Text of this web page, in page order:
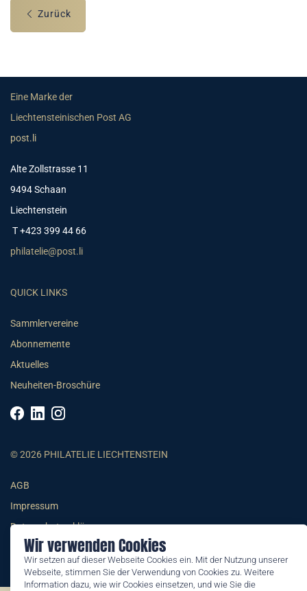
Wir verwenden Cookies
Wir setzen auf dieser Webseite Cookies ein. Mit der Nutzung unserer
Webseite, stimmen Sie der Verwendung von Cookies zu. Weitere
Information dazu, wie wir Cookies einsetzen, und wie Sie die
Zurück
Eine Marke der
Liechtensteinischen Post AG
post.li
Alte Zollstrasse 11
9494 Schaan
Liechtenstein
T +423 399 44 66
philatelie@post.li
QUICK LINKS
Sammlervereine
Abonnemente
Aktuelles
Neuheiten-Broschüre
© 2026 PHILATELIE LIECHTENSTEIN
AGB
Impressum
Datenschutzerklärung